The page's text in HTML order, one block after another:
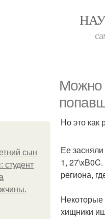
Можно
сын
студент
Но это как
Ее
1, 27\xB0C.
региона,
Некоторые
хищники